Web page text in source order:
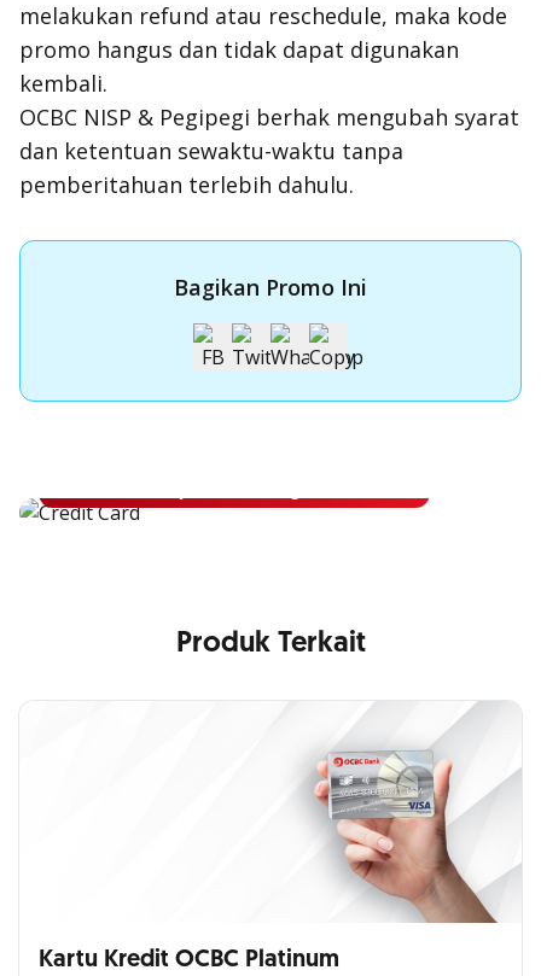
melakukan refund atau reschedule, maka kode
promo hangus dan tidak dapat digunakan
kembali.
OCBC NISP & Pegipegi berhak mengubah syarat
dan ketentuan sewaktu-waktu tanpa
pemberitahuan terlebih dahulu.
Bagikan Promo Ini
Apply Kartu Kredit OCBC
Produk Terkait
Kartu Kredit OCBC Platinum